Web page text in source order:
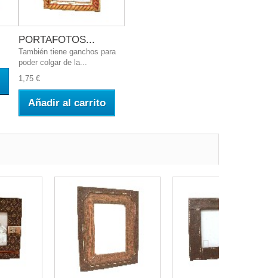
PORTAFOTOS...
También tiene ganchos para
poder colgar de la...
1,75 €
Añadir al carrito